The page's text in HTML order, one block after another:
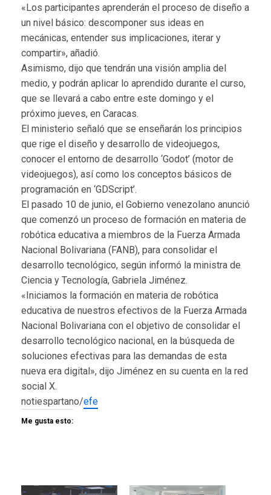
«Los participantes aprenderán el proceso de diseño a
un nivel básico: descomponer sus ideas en
mecánicas, entender sus implicaciones, iterar y
compartir», añadió.
Asimismo, dijo que tendrán una visión amplia del
medio, y podrán aplicar lo aprendido durante el curso,
que se llevará a cabo entre este domingo y el
próximo jueves, en Caracas.
El ministerio señaló que se enseñarán los principios
que rige el diseño y desarrollo de videojuegos,
conocer el entorno de desarrollo ‘Godot’ (motor de
videojuegos), así como los conceptos básicos de
programación en ‘GDScript’.
El pasado 10 de junio, el Gobierno venezolano anunció
que comenzó un proceso de formación en materia de
robótica educativa a miembros de la Fuerza Armada
Nacional Bolivariana (FANB), para consolidar el
desarrollo tecnológico, según informó la ministra de
Ciencia y Tecnología, Gabriela Jiménez.
«Iniciamos la formación en materia de robótica
educativa de nuestros efectivos de la Fuerza Armada
Nacional Bolivariana con el objetivo de consolidar el
desarrollo tecnológico nacional, en la búsqueda de
soluciones efectivas para las demandas de esta
nueva era digital», dijo Jiménez en su cuenta en la red
social X.
notiespartano/efe
Me gusta esto: